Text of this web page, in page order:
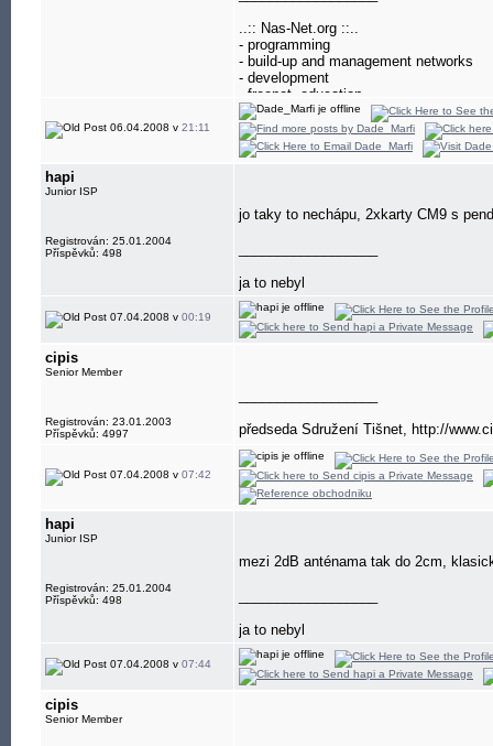
..:: Nas-Net.org ::..
- programming
- build-up and management networks
- development
- freenet, education
06.04.2008 v 21:11
hapi
Junior ISP
Registrován: 25.01.2004
Příspěvků: 498
jo taky to nechápu, 2xkarty CM9 s
ja to nebyl
07.04.2008 v 00:19
cipis
Senior Member
Registrován: 23.01.2003
Příspěvků: 4997
předseda Sdružení Tišnet, http://
07.04.2008 v 07:42
hapi
Junior ISP
Registrován: 25.01.2004
Příspěvků: 498
mezi 2dB anténama tak do 2cm,
ja to nebyl
07.04.2008 v 07:44
cipis
Senior Member